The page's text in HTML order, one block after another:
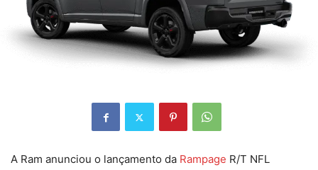
A Ram anunciou o lançamento da Rampage R/T NFL